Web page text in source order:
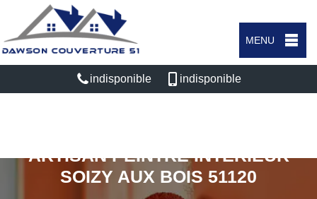
MENU
indisponible indisponible
ARTISAN PEINTRE INTÉRIEUR
SOIZY AUX BOIS 51120